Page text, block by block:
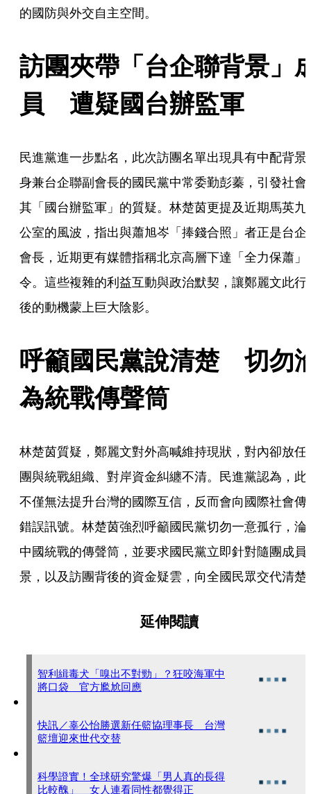
的國防與外交自主空間。
訪團夾帶「台企聯背景」
員　遭疑國台辦監軍
民進黨進一步點名，此次訪團名單出現具有中配背景
身兼台企聯副會長的國民黨中常委勤彭蓁，引發社會
其「國台辦監軍」的質疑。林楚茵更提及近期馬英九
公室的風波，指出與蕭旭岑「捧錢合照」者正是台企
會長，近期更有媒體指稱北京高層下達「全力保蕭」
令。這些複雜的利益互動與政治默契，讓鄭麗文此行
後的動機蒙上巨大陰影。
呼籲國民黨說清楚　切勿
為統戰傳聲筒
林楚茵質疑，鄭麗文對外高喊維持現狀，對內卻放任
團與統戰組織、對岸資金糾纏不清。民進黨認為，此
不僅無法提升台灣的國際互信，反而會向國際社會傳
錯誤訊號。林楚茵強烈呼籲國民黨切勿一意孤行，淪
中國統戰的傳聲筒，並要求國民黨立即針對隨團成員
景，以及訪團背後的資金疑雲，向全國民眾交代清楚
延伸閱讀
智利緝毒犬「嗅出不對勁」？狂咬海軍中
將口袋 官方尷尬回應
快訊／辜公怡勝選新任籃協理事長 台灣
籃壇迎來世代交替
科學證實！全球研究驚爆「男人真的長得
比較醜」 女人連看同性都覺得正